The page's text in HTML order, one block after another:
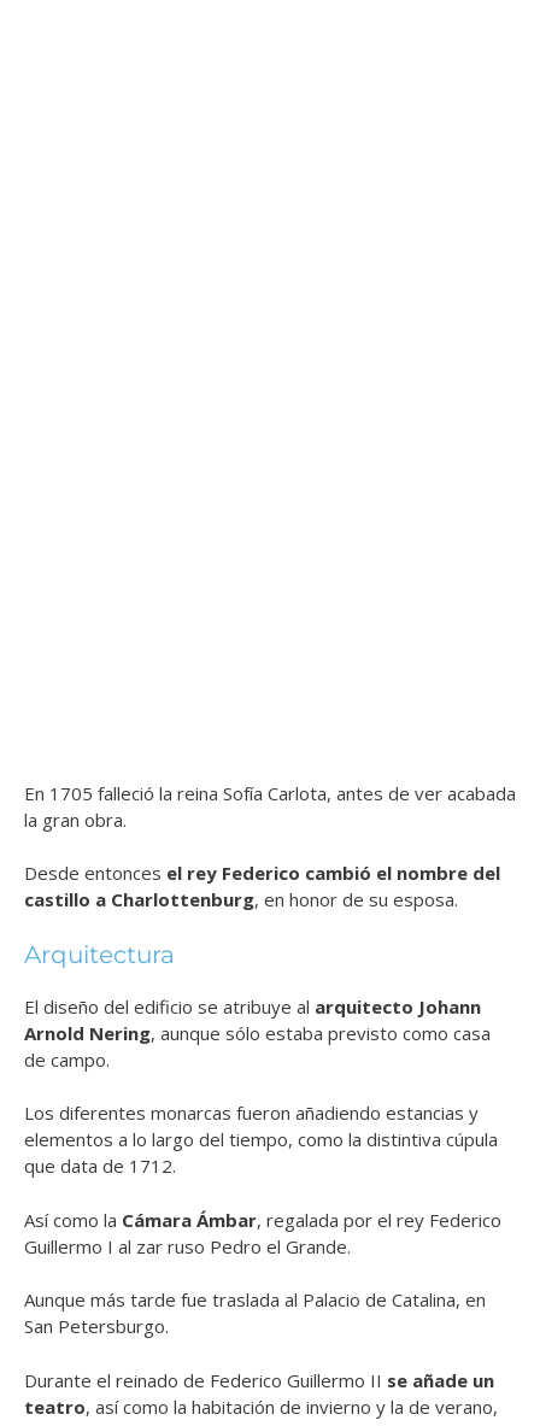
En 1705 falleció la reina Sofía Carlota, antes de ver acabada
la gran obra.
Desde entonces el rey Federico cambió el nombre del
castillo a Charlottenburg, en honor de su esposa.
Arquitectura
El diseño del edificio se atribuye al arquitecto Johann
Arnold Nering, aunque sólo estaba previsto como casa
de campo.
Los diferentes monarcas fueron añadiendo estancias y
elementos a lo largo del tiempo, como la distintiva cúpula
que data de 1712.
Así como la Cámara Ámbar, regalada por el rey Federico
Guillermo I al zar ruso Pedro el Grande.
Aunque más tarde fue traslada al Palacio de Catalina, en
San Petersburgo.
Durante el reinado de Federico Guillermo II se añade un
teatro, así como la habitación de invierno y la de verano,